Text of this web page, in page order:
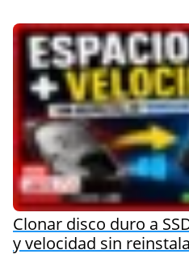
Clonar disco duro a
y velocidad sin